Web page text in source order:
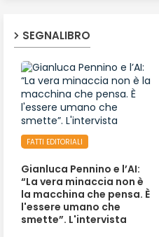
SEGNALIBRO
FATTI EDITORIALI
Gianluca Pennino e l’AI:
“La vera minaccia non è
la macchina che pensa. È
l'essere umano che
smette”. L'intervista